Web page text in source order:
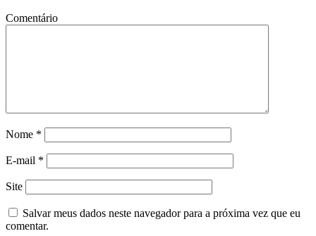
Comentário
Nome *
E-mail *
Site
Salvar meus dados neste navegador para a próxima vez que eu
comentar.